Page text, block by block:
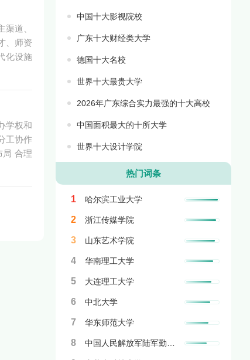
道、
、师资
化设施
学权和
工协作
局 合理
中国十大影视院校
广东十大财经类大学
德国十大名校
世界十大最贵大学
2026年广东综合实力最强的十大高校
中国面积最大的十所大学
世界十大设计学院
热门词条
1 哈尔滨工业大学
2 浙江传媒学院
3 山东艺术学院
4 华南理工大学
5 大连理工大学
6 中北大学
7 华东师范大学
8